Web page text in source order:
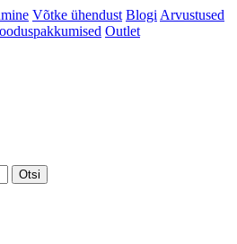
Võtke ühendust Blogi Arvustused
Outlet
Otsi